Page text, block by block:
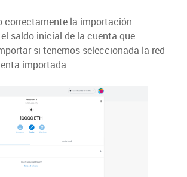
correctamente la importación
saldo inicial de la cuenta que
si tenemos seleccionada la red
importada.